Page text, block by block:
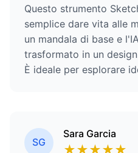
Questo strumento
semplice dare vita alle
un mandala di base e
trasformato in un
È ideale per esplorare
SG
Sara Garcia
★★★★★